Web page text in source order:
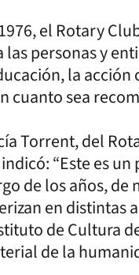
el Rotary
personas y
la
cuanto sea
Torrent, del
“Este es
de los años,
en distintas
de Cultura
de la